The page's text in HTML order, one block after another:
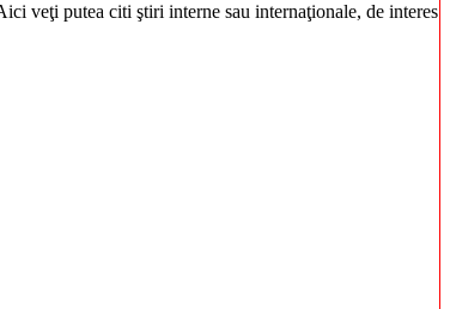
veţi putea citi ştiri interne sau internaţionale, de interes